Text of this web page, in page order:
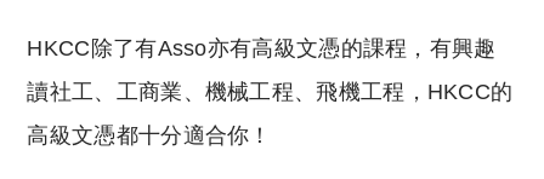
HKCC 除了有Asso亦有高級文憑的課程，有興趣
讀社工、工商業、機械工程、飛機工程，HKCC的
高級文憑都十分適合你！